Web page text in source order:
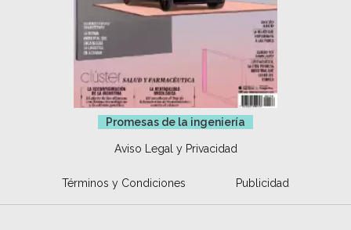
Promesas de la ingeniería
Aviso Legal y Privacidad
Términos y Condiciones Publicidad